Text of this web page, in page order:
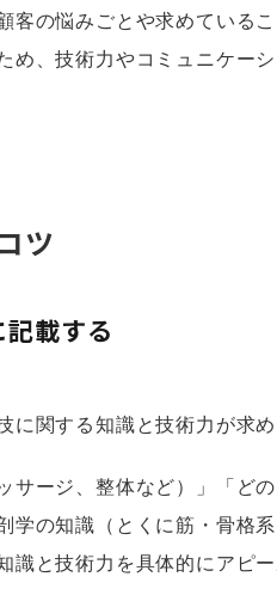
客の悩みごとや求めている
め、技術力やコミュニケー
ツ
載する
関する知識と技術力が求め
サージ、整体など）」「ど
学の知識（とくに筋・骨格
と技術力を具体的にアピー